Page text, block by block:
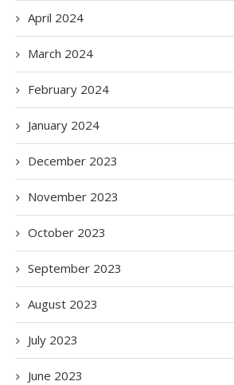
April 2024
March 2024
February 2024
January 2024
December 2023
November 2023
October 2023
September 2023
August 2023
July 2023
June 2023